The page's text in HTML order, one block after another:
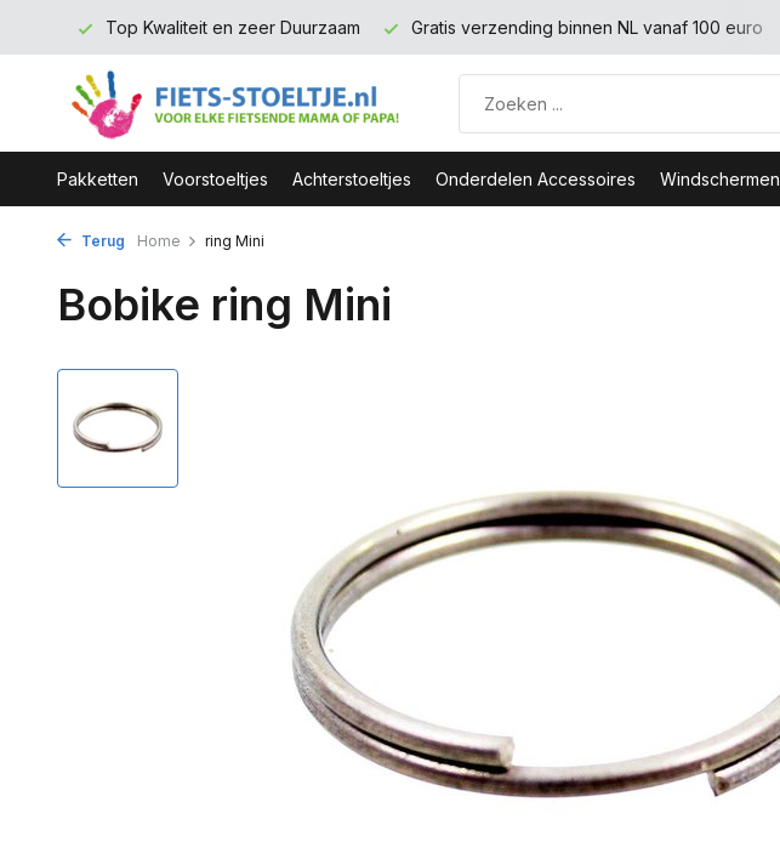
Top Kwaliteit en zeer Duurzaam Gratis verzending binnen NL vanaf 100 euro
Pakketten Voorstoeltjes Achterstoeltjes Onderdelen Accessoires Windschermen
Terug Home ring Mini
Bobike ring Mini